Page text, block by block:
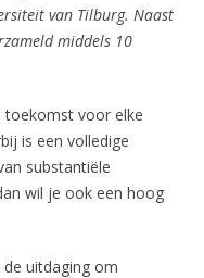
van Tilburg. Naast
middels 10
toekomst voor elke
is een volledige
substantiële
wil je ook een hoog
uitdaging om